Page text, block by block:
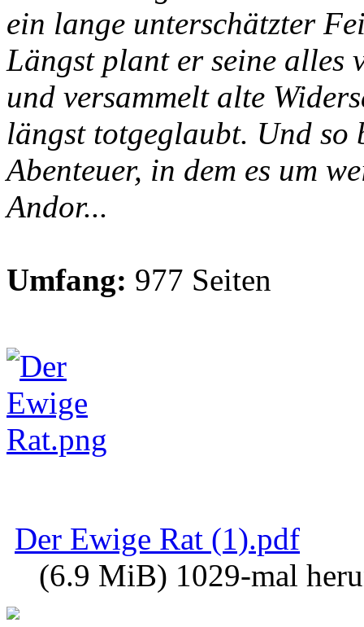
ein lange unterschätzter
Längst plant er seine alles
und versammelt alte
längst totgeglaubt. Und so
Abenteuer, in dem es um
Andor...
Umfang: 977 Seiten
Der Ewige Rat (1).pdf
(6.9 MiB) 1029-mal